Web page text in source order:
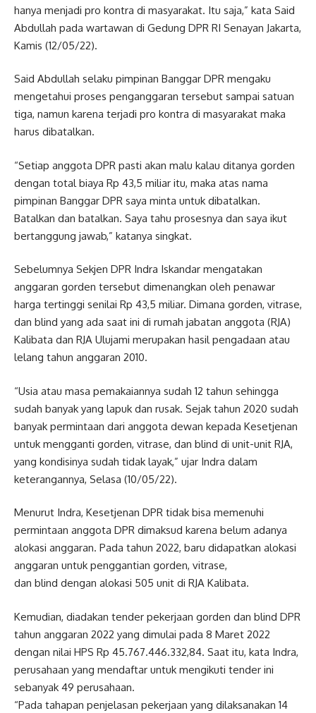
hanya menjadi pro kontra di masyarakat. Itu saja,” kata Said
Abdullah pada wartawan di Gedung DPR RI Senayan Jakarta,
Kamis (12/05/22).
Said Abdullah selaku pimpinan Banggar DPR mengaku
mengetahui proses penganggaran tersebut sampai satuan
tiga, namun karena terjadi pro kontra di masyarakat maka
harus dibatalkan.
“Setiap anggota DPR pasti akan malu kalau ditanya gorden
dengan total biaya Rp 43,5 miliar itu, maka atas nama
pimpinan Banggar DPR saya minta untuk dibatalkan.
Batalkan dan batalkan. Saya tahu prosesnya dan saya ikut
bertanggung jawab,” katanya singkat.
Sebelumnya Sekjen DPR Indra Iskandar mengatakan
anggaran gorden tersebut dimenangkan oleh penawar
harga tertinggi senilai Rp 43,5 miliar. Dimana gorden, vitrase,
dan blind yang ada saat ini di rumah jabatan anggota (RJA)
Kalibata dan RJA Ulujami merupakan hasil pengadaan atau
lelang tahun anggaran 2010.
“Usia atau masa pemakaiannya sudah 12 tahun sehingga
sudah banyak yang lapuk dan rusak. Sejak tahun 2020 sudah
banyak permintaan dari anggota dewan kepada Kesetjenan
untuk mengganti gorden, vitrase, dan blind di unit-unit RJA,
yang kondisinya sudah tidak layak,” ujar Indra dalam
keterangannya, Selasa (10/05/22).
Menurut Indra, Kesetjenan DPR tidak bisa memenuhi
permintaan anggota DPR dimaksud karena belum adanya
alokasi anggaran. Pada tahun 2022, baru didapatkan alokasi
anggaran untuk penggantian gorden, vitrase,
dan blind dengan alokasi 505 unit di RJA Kalibata.
Kemudian, diadakan tender pekerjaan gorden dan blind DPR
tahun anggaran 2022 yang dimulai pada 8 Maret 2022
dengan nilai HPS Rp 45.767.446.332,84. Saat itu, kata Indra,
perusahaan yang mendaftar untuk mengikuti tender ini
sebanyak 49 perusahaan.
“Pada tahapan penjelasan pekerjaan yang dilaksanakan 14